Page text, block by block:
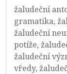
žaludeční
gramatika,
žaludeční
potíže,
žaludeční
vředy,